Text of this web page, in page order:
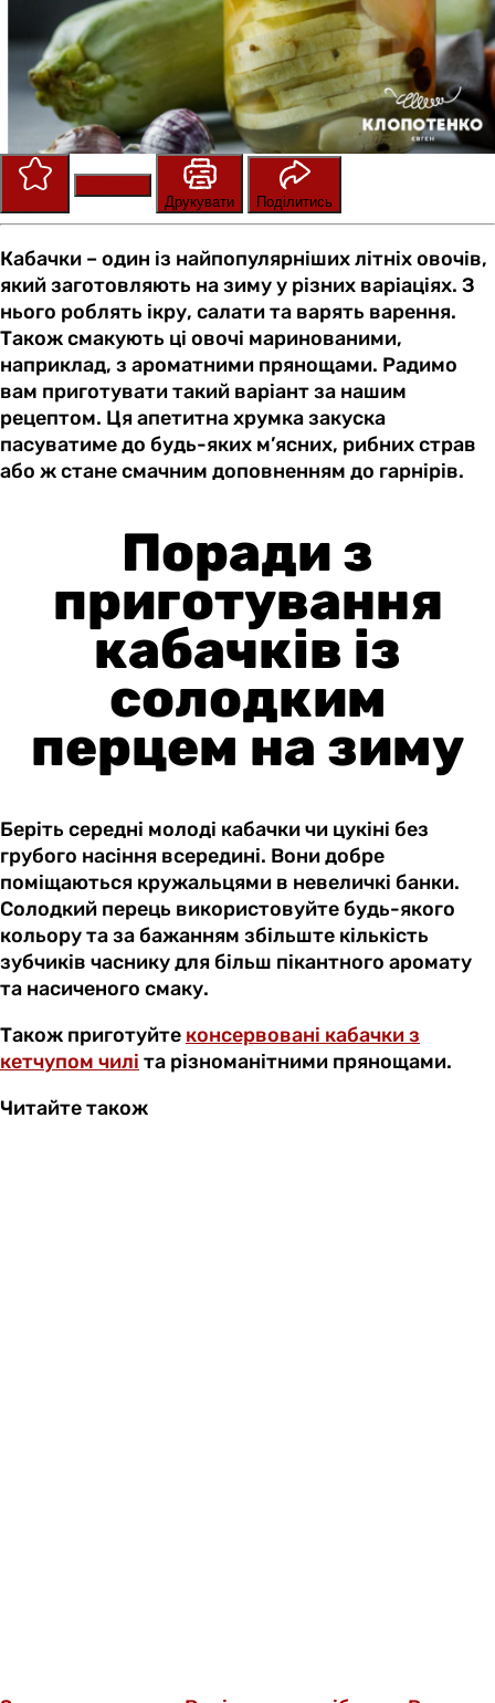
Друкувати
Поділитись
Кабачки – один із найпопулярніших літніх овочів,
який заготовляють на зиму у різних варіаціях. З
нього роблять ікру, салати та варять варення.
Також смакують ці овочі маринованими,
наприклад, з ароматними прянощами. Радимо
вам приготувати такий варіант за нашим
рецептом. Ця апетитна хрумка закуска
пасуватиме до будь-яких м’ясних, рибних страв
або ж стане смачним доповненням до гарнірів.
Поради з
приготування
кабачків із
солодким
перцем на зиму
Беріть середні молоді кабачки чи цукіні без
грубого насіння всередині. Вони добре
поміщаються кружальцями в невеличкі банки.
Солодкий перець використовуйте будь-якого
кольору та за бажанням збільште кількість
зубчиків часнику для більш пікантного аромату
та насиченого смаку.
Також приготуйте консервовані кабачки з
кетчупом чилі та різноманітними прянощами.
Читайте також